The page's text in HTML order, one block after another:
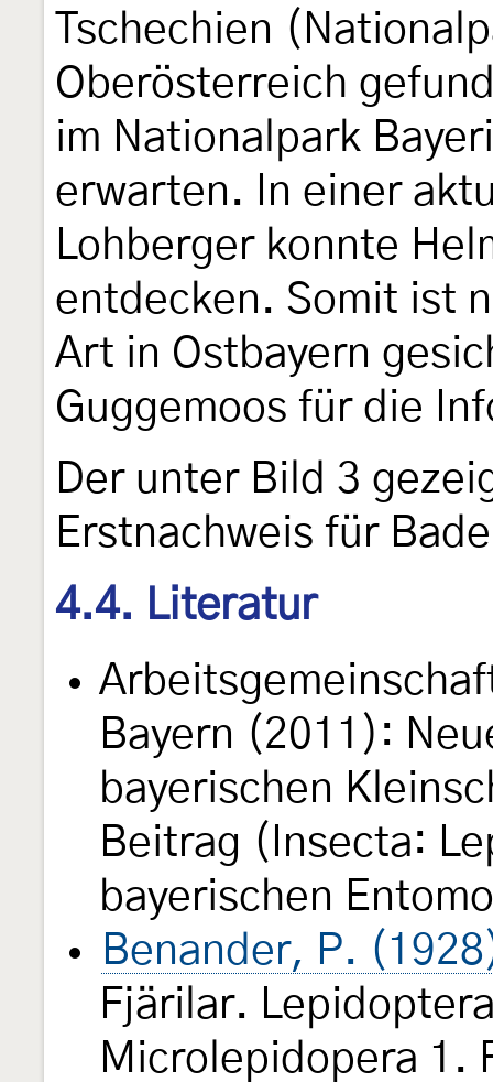
Tschechien
Oberösterreich
im Nationalpark
erwarten. In einer
Lohberger konnte
entdecken. Somit ist
Art in Ostbayern
Guggemoos für die
Der unter Bild 3
Erstnachweis für
4.4. Literatur
Bayern (2011):
bayerischen
Beitrag (Insecta:
bayerischen
Benander, P.
Fjärilar.
Microlepidopera